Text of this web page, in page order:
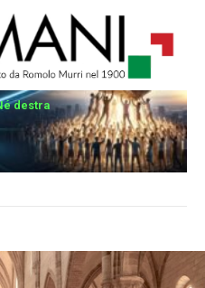
destra